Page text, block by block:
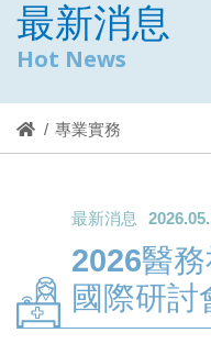
最新消息
Hot News
專業實務
最新消息
2026醫
國際研討